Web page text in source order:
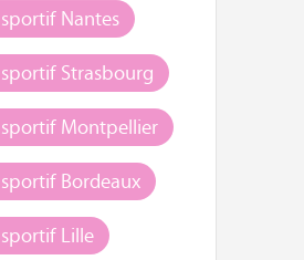
Nantes
Strasbourg
Montpellier
Bordeaux
Lille